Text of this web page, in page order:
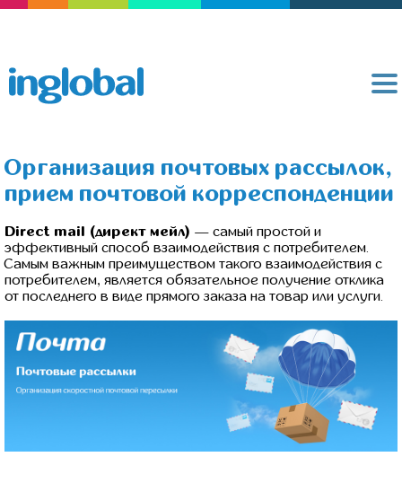
Организация почтовых рассылок,
прием почтовой корреспонденции
Direct mail (директ мейл) — самый простой и
эффективный способ взаимодействия с потребителем.
Самым важным преимуществом такого взаимодействия с
потребителем, является обязательное получение отклика
от последнего в виде прямого заказа на товар или услуги.